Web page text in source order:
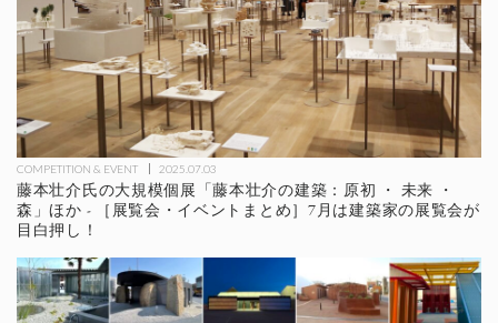
COMPETITION & EVENT 2025.07.03
藤本壮介氏の大規模個展「藤本壮介の建築：原初 ・ 未来 ・
森」ほか - ［展覧会・イベントまとめ］7月は建築家の展覧会が
目白押し！